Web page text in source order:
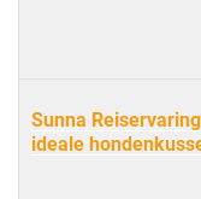
Sunna
ideale